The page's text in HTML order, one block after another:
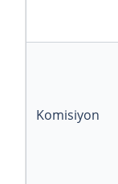
Komisiyon